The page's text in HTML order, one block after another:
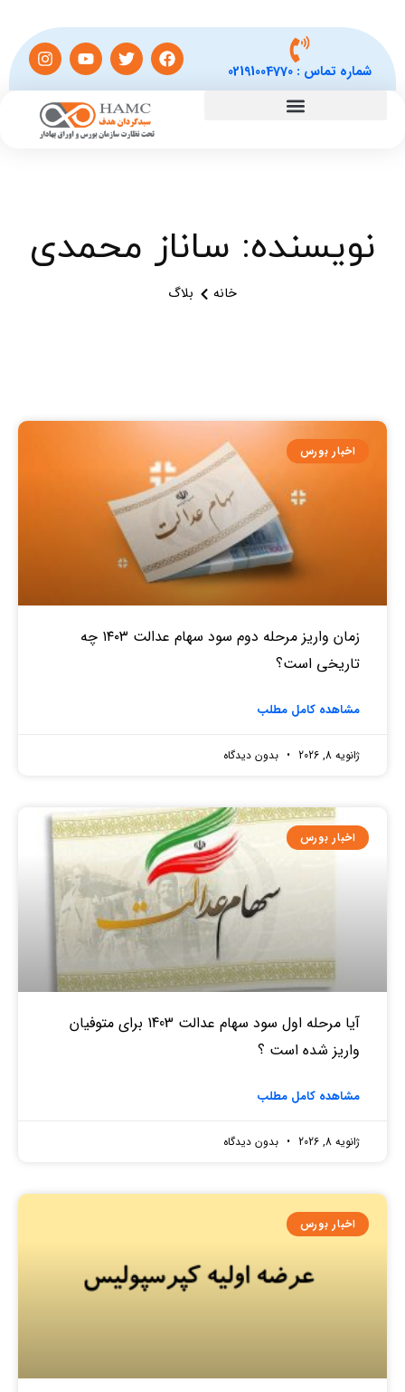
شماره تماس :02191004770
نویسنده: ساناز محمدی
خانه بلاگ
اخبار بورس
زمان واریز مرحله دوم سود سهام عدالت ۱۴۰۳ چه
تاریخی است؟
مشاهده کامل مطلب
ژانویه 8, 2026 بدون دیدگاه
اخبار بورس
آیا مرحله اول سود سهام عدالت 1403 برای متوفیان
واریز شده است ؟
مشاهده کامل مطلب
ژانویه 8, 2026 بدون دیدگاه
اخبار بورس